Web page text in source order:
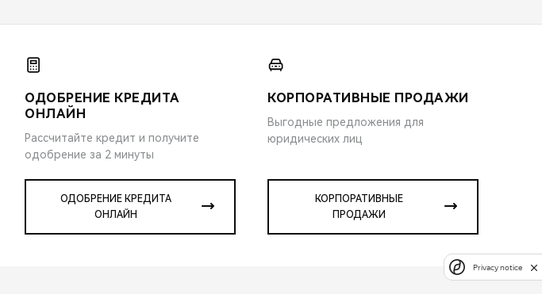
ОДОБРЕНИЕ КРЕДИТА
ОНЛАЙН
Рассчитайте кредит и получите
одобрение за 2 минуты
ОДОБРЕНИЕ КРЕДИТА
ОНЛАЙН
КОРПОРАТИВНЫЕ ПРОДАЖИ
Выгодные предложения для
юридических лиц
КОРПОРАТИВНЫЕ
ПРОДАЖИ
Privacy notice